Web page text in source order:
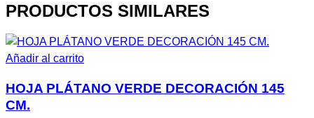
PRODUCTOS SIMILARES
Añadir al carrito
HOJA PLÁTANO VERDE DECORACIÓN 145
CM.